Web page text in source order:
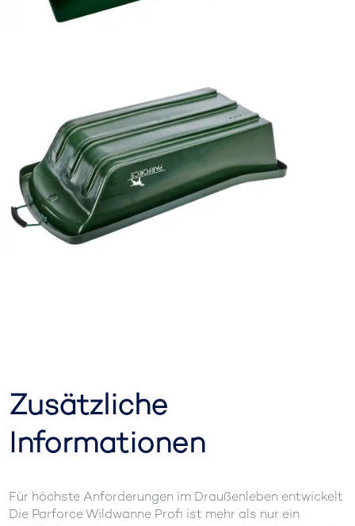
Zusätzliche
Informationen
Für höchste Anforderungen im Draußenleben entwickelt
Die Parforce Wildwanne Profi ist mehr als nur ein